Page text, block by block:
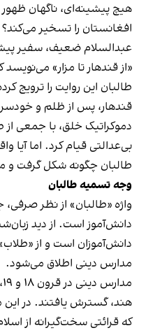
افغانستان را تسخیر می‌کند؟
عبدالسلام ضعیف، سفیر
«از قندهار تا مزار»
طالبان این روایت را ترویج
قندهار، پس از ظلم و
دموکراتیک خلق، با جمعی
بی‌عدالتی قیام کرد. اما
طالبان چگونه شکل گرفت و
وجه تسمیه طالبان
واژه «طالبان» از نظر
دانش‌آموز است. از دید
دانش‌آموزان است و از
مدارس دینی اطلاق می‌شود.
هند، گسترش یافتند. در
که قرائتی سخت‌گیرانه از